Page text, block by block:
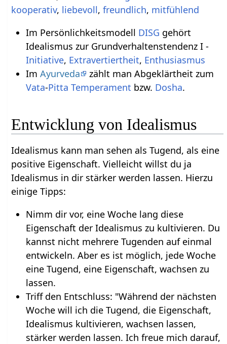
kooperativ, liebevoll,freundlich, mitfühlend
Im Persönlichkeitsmodell DISG gehört
Idealismus zur Grundverhaltenstendenz I -
Initiative, Extravertiertheit, Enthusiasmus
Im Ayurveda
zählt man Abgeklärtheit zum
Vata-Pitta Temperament bzw. Dosha.
Entwicklung von Idealismus
Idealismus kann man sehen als Tugend, als eine
positive Eigenschaft. Vielleicht willst du ja
Idealismus in dir stärker werden lassen. Hierzu
einige Tipps:
Nimm dir vor, eine Woche lang diese
Eigenschaft der Idealismus zu kultivieren. Du
kannst nicht mehrere Tugenden auf einmal
entwickeln. Aber es ist möglich, jede Woche
eine Tugend, eine Eigenschaft, wachsen zu
lassen.
Triff den Entschluss: "Während der nächsten
Woche will ich die Tugend, die Eigenschaft,
Idealismus kultivieren, wachsen lassen,
stärker werden lassen. Ich freue mich darauf,